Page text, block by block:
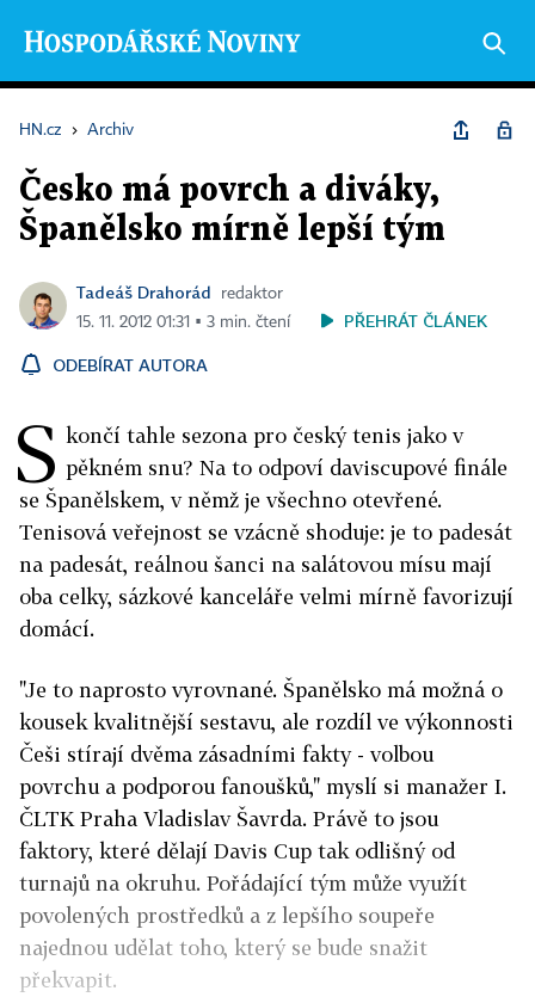
HN.cz › Archiv
Česko má povrch a diváky,
Španělsko mírně lepší tým
Tadeáš Drahorád
redaktor
15. 11. 2012 01:31 ▪ 3 min. čtení
PŘEHRÁT ČLÁNEK
ODEBÍRAT AUTORA
S končí tahle sezona pro český tenis jako v
pěkném snu? Na to odpoví daviscupové finále
se Španělskem, v němž je všechno otevřené.
Tenisová veřejnost se vzácně shoduje: je to padesát
na padesát, reálnou šanci na salátovou mísu mají
oba celky, sázkové kanceláře velmi mírně favorizují
domácí.
"Je to naprosto vyrovnané. Španělsko má možná o
kousek kvalitnější sestavu, ale rozdíl ve výkonnosti
Češi stírají dvěma zásadními fakty - volbou
povrchu a podporou fanoušků," myslí si manažer I.
ČLTK Praha Vladislav Šavrda. Právě to jsou
faktory, které dělají Davis Cup tak odlišný od
turnajů na okruhu. Pořádající tým může využít
povolených prostředků a z lepšího soupeře
najednou udělat toho, který se bude snažit
překvapit.